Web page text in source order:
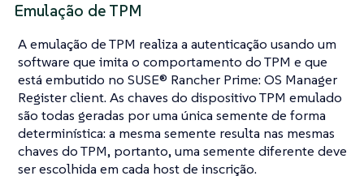
Emulação de TPM
A emulação de TPM realiza a autenticação usando um
software que imita o comportamento do TPM e que
está embutido no SUSE® Rancher Prime: OS Manager
Register client. As chaves do dispositivo TPM emulado
são todas geradas por uma única semente de forma
determinística: a mesma semente resulta nas mesmas
chaves do TPM, portanto, uma semente diferente deve
ser escolhida em cada host de inscrição.